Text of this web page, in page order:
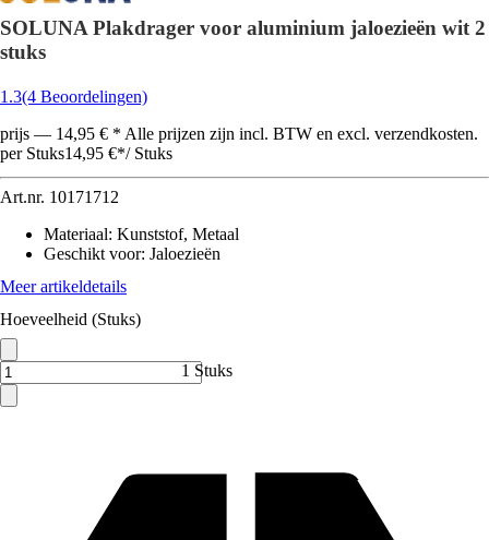
SOLUNA Plakdrager voor aluminium jaloezieën wit 2
stuks
1.3(4 Beoordelingen)
prijs — 14,95 € * Alle prijzen zijn incl. BTW en excl. verzendkosten.
per Stuks14,95 €*/ Stuks
Art.nr. 10171712
Materiaal: Kunststof, Metaal
Geschikt voor: Jaloezieën
Meer artikeldetails
Hoeveelheid (Stuks)
1 Stuks